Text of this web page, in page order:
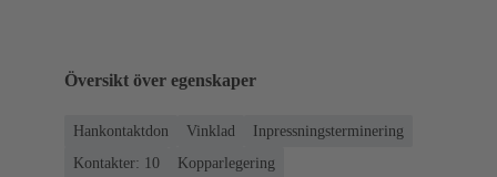
Översikt över egenskaper
Hankontaktdon Vinklad
Inpressningsterminering
Kontakter: 10
Kopparlegering